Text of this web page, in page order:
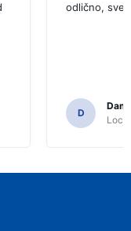
odlično, sve
D